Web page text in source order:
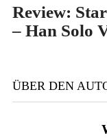
Review:
– Han Solo
ÜBER DEN